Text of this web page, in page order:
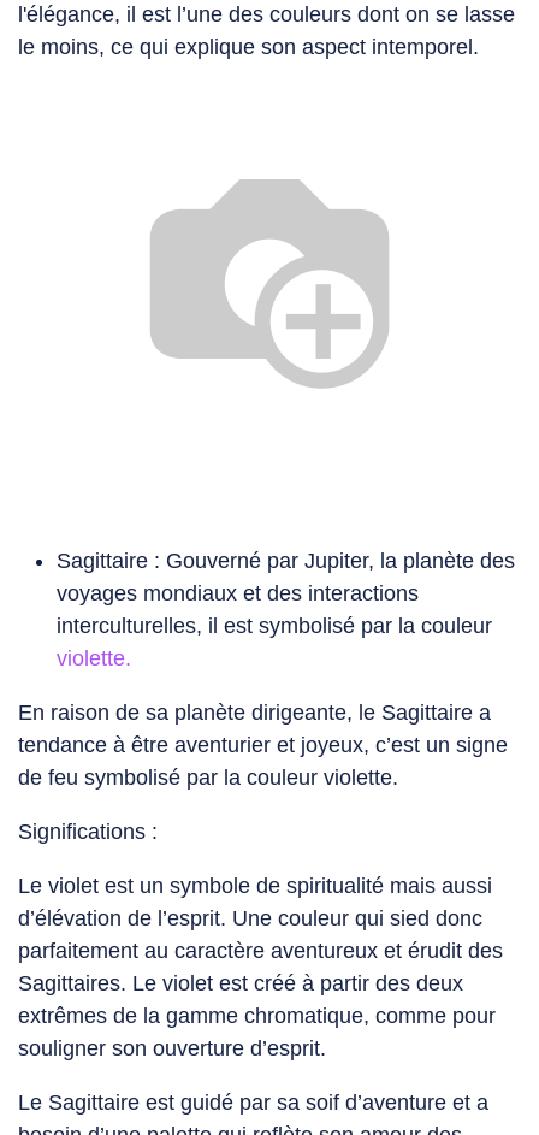
l'élégance, il est l’une des couleurs dont on se lasse
le moins, ce qui explique son aspect intemporel.
Sagittaire : Gouverné par Jupiter, la planète des
voyages mondiaux et des interactions
interculturelles, il est symbolisé par la couleur
violette.
En raison de sa planète dirigeante, le Sagittaire a
tendance à être aventurier et joyeux, c’est un signe
de feu symbolisé par la couleur violette.
Significations :
Le violet est un symbole de spiritualité mais aussi
d’élévation de l’esprit. Une couleur qui sied donc
parfaitement au caractère aventureux et érudit des
Sagittaires. Le violet est créé à partir des deux
extrêmes de la gamme chromatique, comme pour
souligner son ouverture d’esprit.
Le Sagittaire est guidé par sa soif d’aventure et a